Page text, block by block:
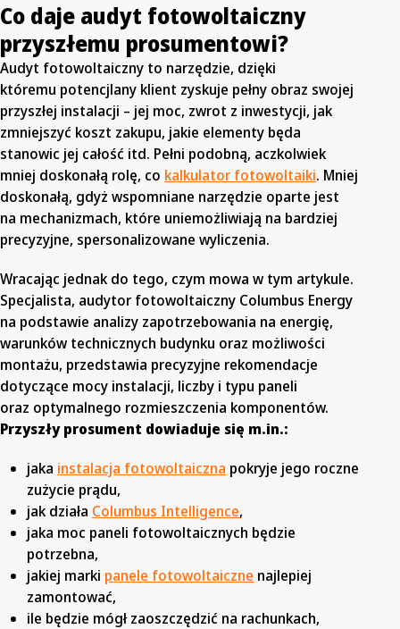
Co daje audyt fotowoltaiczny
przyszłemu prosumentowi?
Audyt fotowoltaiczny to narzędzie, dzięki
któremu potencjlany klient zyskuje pełny obraz swojej
przyszłej instalacji – jej moc, zwrot z inwestycji, jak
zmniejszyć koszt zakupu, jakie elementy będa
stanowic jej całość itd. Pełni podobną, aczkolwiek
mniej doskonałą rolę, co kalkulator fotowoltaiki. Mniej
doskonałą, gdyż wspomniane narzędzie oparte jest
na mechanizmach, które uniemożliwiają na bardziej
precyzyjne, spersonalizowane wyliczenia.
Wracając jednak do tego, czym mowa w tym artykule.
Specjalista, audytor fotowoltaiczny Columbus Energy
na podstawie analizy zapotrzebowania na energię,
warunków technicznych budynku oraz możliwości
montażu, przedstawia precyzyjne rekomendacje
dotyczące mocy instalacji, liczby i typu paneli
oraz optymalnego rozmieszczenia komponentów.
Przyszły prosument dowiaduje się m.in.:
jaka instalacja fotowoltaiczna pokryje jego roczne
zużycie prądu,
jak działa Columbus Intelligence,
jaka moc paneli fotowoltaicznych będzie
potrzebna,
jakiej marki panele fotowoltaiczne najlepiej
zamontować,
ile będzie mógł zaoszczędzić na rachunkach,